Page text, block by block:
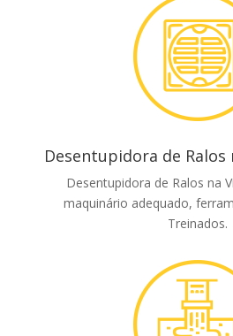
Desentupidora de Ralos
Desentupidora de Ralos na
maquinário adequado,
Treinados.